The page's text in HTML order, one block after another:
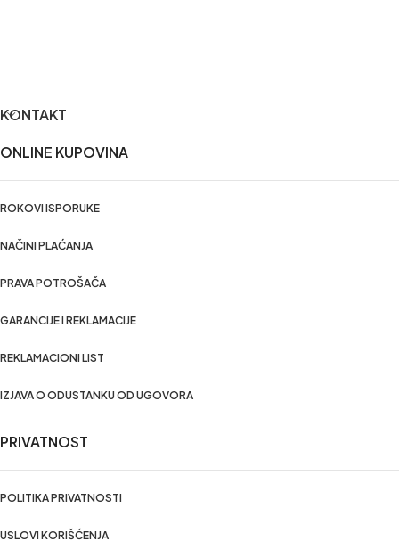
KONTAKT
ONLINE KUPOVINA
ROKOVI ISPORUKE
NAČINI PLAĆANJA
PRAVA POTROŠAČA
GARANCIJE I REKLAMACIJE
REKLAMACIONI LIST
IZJAVA O ODUSTANKU OD UGOVORA
PRIVATNOST
POLITIKA PRIVATNOSTI
USLOVI KORIŠĆENJA